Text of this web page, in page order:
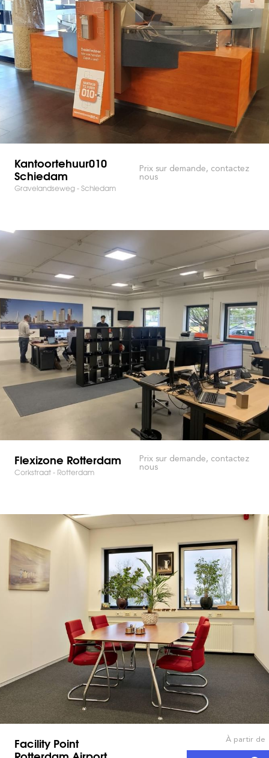
Kantoortehuur010
Schiedam
Gravelandseweg - Schiedam
Prix sur demande, contactez
nous
Flexizone Rotterdam
Corkstraat - Rotterdam
Prix sur demande, contactez
nous
Facility Point À partir de